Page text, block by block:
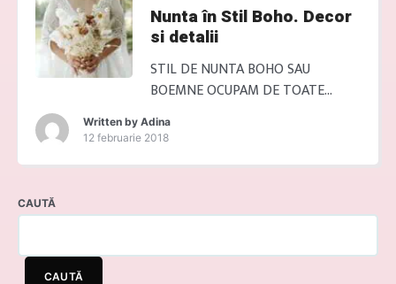
personalizat pentru tine!
aranjamente pe buget la
evenimente Aranjamente florale
[…]
Nunta în Stil Boho. Decor
si detalii
STIL DE NUNTA BOHO SAU
BOEMNE OCUPAM DE TOATE
DETALIILE Transformă-ți nunta
într-un vis boho! Stilul de nuntă
Atmosfera este relaxată, cu
decorațiuni rustice și detalii
Written by Adina
12 februarie 2018
CAUTĂ
CAUTĂ